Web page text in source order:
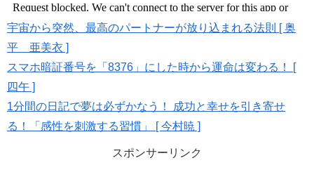
宇宙から突然、最高のパートナーが放り込まれる法則 [ 奥
平 亜美衣 ]
スマホ暗証番号を「8376」にした時から運命は変わる！ [
四午 ]
1分間の日記で夢は必ずかなう！ 成功と幸せを引き寄せ
る！「感性を刺激する習慣」 [ 今村暁 ]
スポンサーリンク